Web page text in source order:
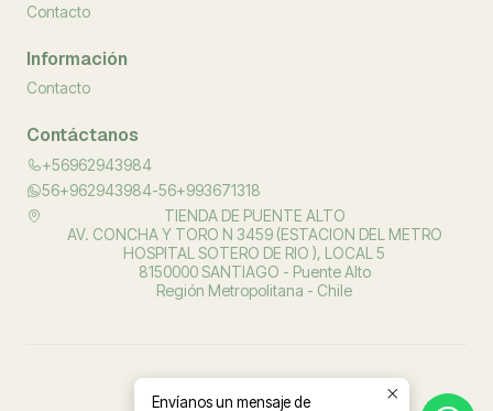
Contacto
Información
Contacto
Contáctanos
+56962943984
56+962943984-56+993671318
TIENDA DE PUENTE ALTO
AV. CONCHA Y TORO N 3459 (ESTACION DEL METRO
HOSPITAL SOTERO DE RIO ), LOCAL 5
8150000 SANTIAGO - Puente Alto
Región Metropolitana - Chile
Envíanos un mensaje de